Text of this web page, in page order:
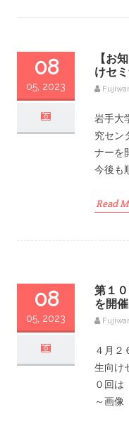
08
05, 2023
【お
けセ
岩手大
究セン
ナーを
今後も
Read
08
05, 2023
第１
を開
４月２
生向け
０回は
～画像